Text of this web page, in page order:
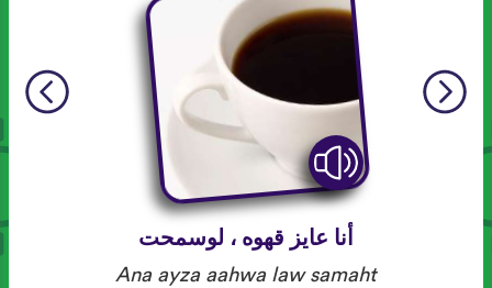
أنا عايز قهوه ، لوسمحت
Ana ayza aahwa law samaht